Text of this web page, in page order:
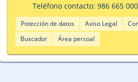
Teléfono contacto: 986 665
Potección de datos Aviso Legal
Buscador
Área persoal